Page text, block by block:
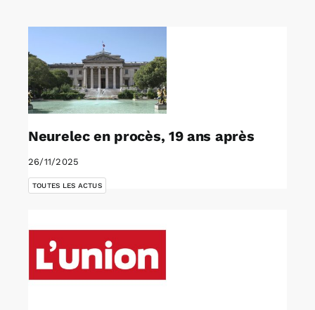
Annonces emploi
Neurelec en procès, 19 ans après
26/11/2025
TOUTES LES ACTUS